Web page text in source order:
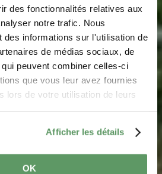
des fonctionnalités relatives aux
notre trafic. Nous
des informations sur l'utilisation de
de médias sociaux, de
peuvent combiner celles-ci
que vous leur avez fournies
lors de votre utilisation de leurs
Afficher les détails
OK
Grotte
L-6559 Girsterklaus